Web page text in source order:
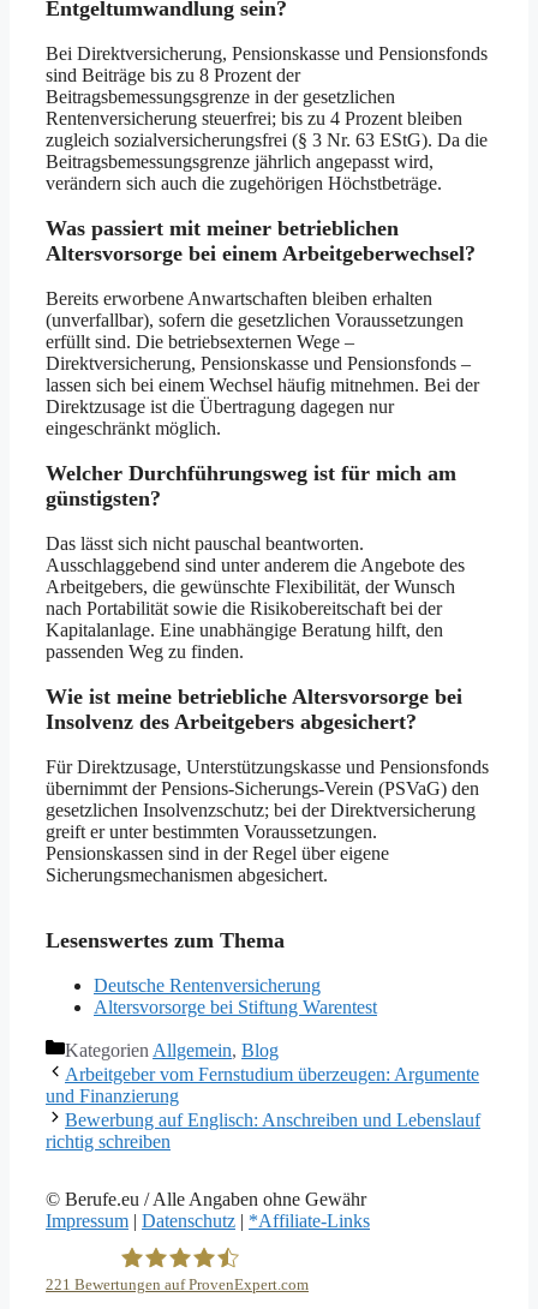
Entgeltumwandlung sein?
Bei Direktversicherung, Pensionskasse und Pensionsfonds
sind Beiträge bis zu 8 Prozent der
Beitragsbemessungsgrenze in der gesetzlichen
Rentenversicherung steuerfrei; bis zu 4 Prozent bleiben
zugleich sozialversicherungsfrei (§ 3 Nr. 63 EStG). Da die
Beitragsbemessungsgrenze jährlich angepasst wird,
verändern sich auch die zugehörigen Höchstbeträge.
Was passiert mit meiner betrieblichen
Altersvorsorge bei einem Arbeitgeberwechsel?
Bereits erworbene Anwartschaften bleiben erhalten
(unverfallbar), sofern die gesetzlichen Voraussetzungen
erfüllt sind. Die betriebsexternen Wege –
Direktversicherung, Pensionskasse und Pensionsfonds –
lassen sich bei einem Wechsel häufig mitnehmen. Bei der
Direktzusage ist die Übertragung dagegen nur
eingeschränkt möglich.
Welcher Durchführungsweg ist für mich am
günstigsten?
Das lässt sich nicht pauschal beantworten.
Ausschlaggebend sind unter anderem die Angebote des
Arbeitgebers, die gewünschte Flexibilität, der Wunsch
nach Portabilität sowie die Risikobereitschaft bei der
Kapitalanlage. Eine unabhängige Beratung hilft, den
passenden Weg zu finden.
Wie ist meine betriebliche Altersvorsorge bei
Insolvenz des Arbeitgebers abgesichert?
Für Direktzusage, Unterstützungskasse und Pensionsfonds
übernimmt der Pensions-Sicherungs-Verein (PSVaG) den
gesetzlichen Insolvenzschutz; bei der Direktversicherung
greift er unter bestimmten Voraussetzungen.
Pensionskassen sind in der Regel über eigene
Sicherungsmechanismen abgesichert.
Lesenswertes zum Thema
Deutsche Rentenversicherung
Altersvorsorge bei Stiftung Warentest
Kategorien Allgemein, Blog
Arbeitgeber vom Fernstudium überzeugen: Argumente
und Finanzierung
Bewerbung auf Englisch: Anschreiben und Lebenslauf
richtig schreiben
© Berufe.eu / Alle Angaben ohne Gewähr
Impressum | Datenschutz | *Affiliate-Links
221 Bewertungen auf ProvenExpert.com